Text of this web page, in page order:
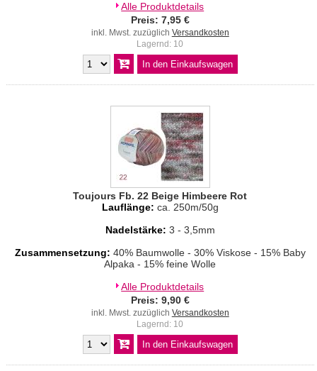
Alle Produktdetails
Preis: 7,95 €
inkl. Mwst. zuzüglich Versandkosten
Lagernd: 10
Toujours Fb. 22 Beige Himbeere Rot
Lauflänge: ca. 250m/50g
Nadelstärke: 3 - 3,5mm
Zusammensetzung: 40% Baumwolle - 30% Viskose - 15% Baby
Alpaka - 15% feine Wolle
Alle Produktdetails
Preis: 9,90 €
inkl. Mwst. zuzüglich Versandkosten
Lagernd: 10